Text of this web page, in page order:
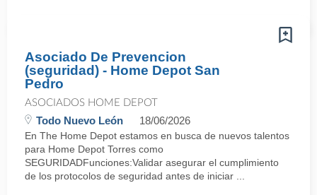
Asociado De Prevencion
(seguridad) - Home Depot San
Pedro
ASOCIADOS HOME DEPOT
Todo Nuevo León 18/06/2026
En The Home Depot estamos en busca de nuevos talentos
para Home Depot Torres como
SEGURIDADFunciones:Validar asegurar el cumplimiento
de los protocolos de seguridad antes de iniciar ...